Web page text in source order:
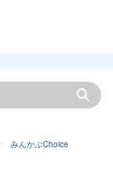
みんかぶChoice